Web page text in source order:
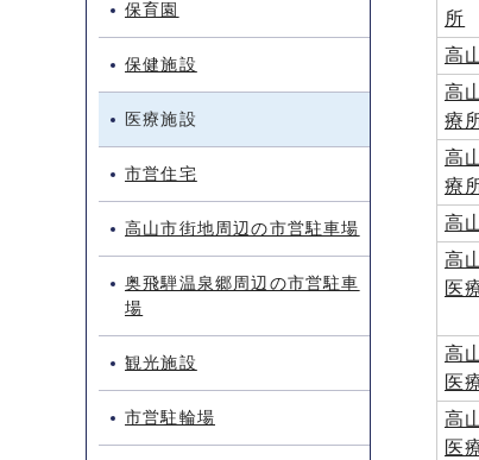
所
高
高
療
高
療
高
高
医
高
医
高
医
保育園
保健施設
医療施設
市営住宅
高山市街地周辺の市営駐車場
奥飛騨温泉郷周辺の市営駐車
場
観光施設
市営駐輪場